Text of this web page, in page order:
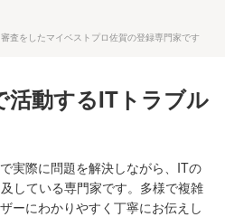
査をしたマイベストプロ佐賀の登録専門家です
活動するITトラブル
実際に問題を解決しながら、ITの
している専門家です。多様で複雑
ーにわかりやすく丁寧にお伝えし